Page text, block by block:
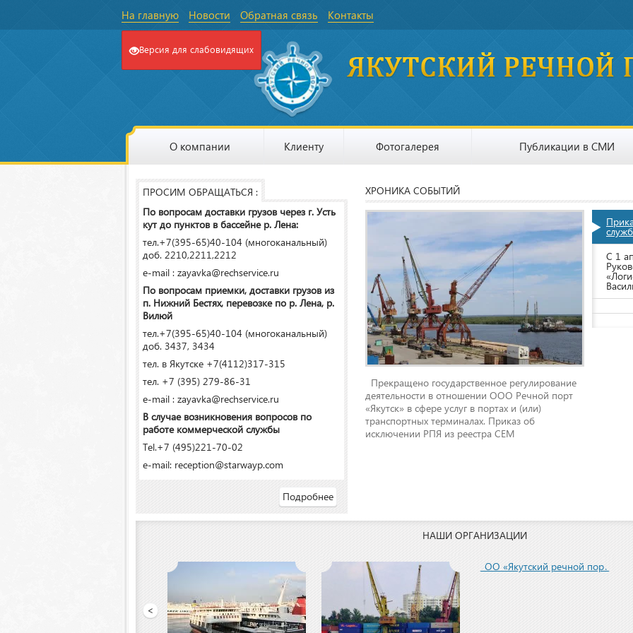
На главную Новости Обратная связь Контакты
Версия для слабовидящих
О компании Клиенту Фотогалерея Публикации в СМИ
ПРОСИМ ОБРАЩАТЬСЯ :
По вопросам доставки грузов через г. Усть
кут до пунктов в бассейне р. Лена:
тел.+7(395-65)40-104 (многоканальный)
доб. 2210,2211,2212
e-mail : zayavka@rechservice.ru
По вопросам приемки, доставки грузов из
п. Нижний Бестях, перевозке по р. Лена, р.
Вилюй
тел.+7(395-65)40-104 (многоканальный)
доб. 3437, 3434
тел. в Якутске +7(4112)317-315
тел. +7 (395) 279-86-31
e-mail : zayavka@rechservice.ru
В случае возникновения вопросов по
работе коммерческой службы
Tel.+7 (495)221-70-02
e-mail: reception@starwayp.com
Подробнее
ХРОНИКА СОБЫТИЙ
Прекращено государственное регулирование
деятельности в отношении ООО Речной порт
«Якутск» в сфере услуг в портах и (или)
транспортных терминалах. Приказ об
исключении РПЯ из реестра СЕМ
С 1
НАШИ ОРГАНИЗАЦИИ
<
ООО «Якутский речной порт»